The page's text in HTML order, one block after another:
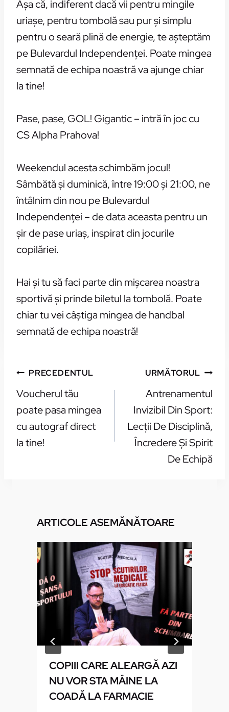
Așa că, indiferent dacă vii pentru mingile
uriașe, pentru tombolă sau pur și simplu
pentru o seară plină de energie, te așteptăm
pe Bulevardul Independenței. Poate mingea
semnată de echipa noastră va ajunge chiar
la tine!
Pase, pase, GOL! Gigantic – intră în joc cu
CS Alpha Prahova!
Weekendul acesta schimbăm jocul!
Sâmbătă și duminică, între 19:00 și 21:00, ne
întâlnim din nou pe Bulevardul
Independenței – de data aceasta pentru un
șir de pase uriaș, inspirat din jocurile
copilăriei.
Hai și tu să faci parte din mișcarea noastra
sportivă și prinde biletul la tombolă. Poate
chiar tu vei câștiga mingea de handbal
semnată de echipa noastră!
NAVIGARE
ARTICOLE
PRECEDENTUL
Voucherul tău
poate pasa mingea
cu autograf direct
la tine!
URMĂTORUL
Antrenamentul
Invizibil Din Sport:
Lecții De Disciplină,
Încredere Și Spirit
De Echipă
ARTICOLE ASEMĂNĂTOARE
COPIII CARE ALEARGĂ AZI
NU VOR STA MÂINE LA
COADĂ LA FARMACIE